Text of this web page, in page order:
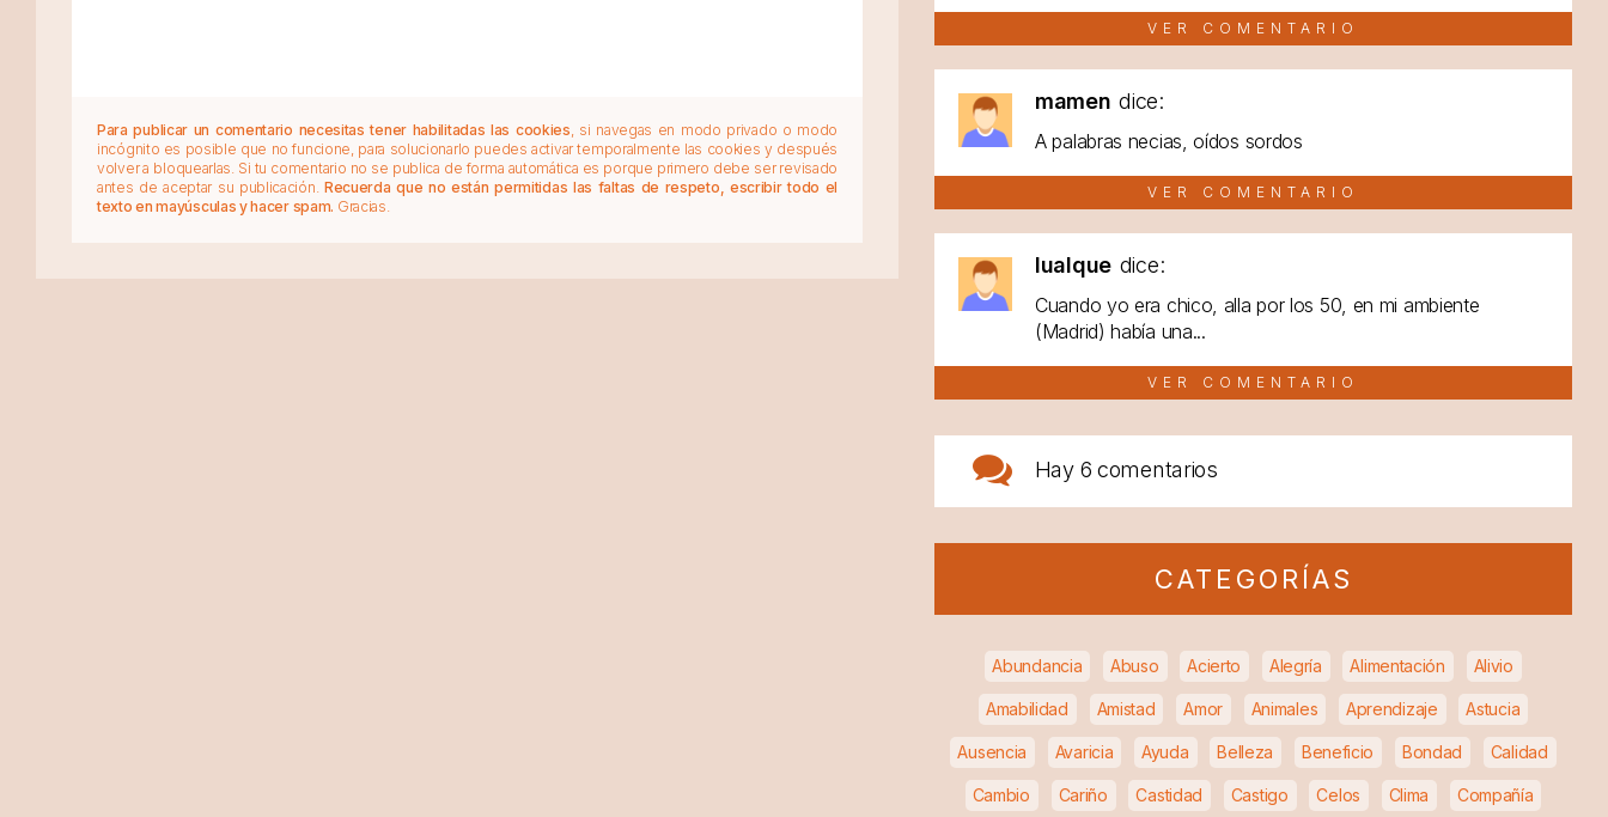
Para publicar un comentario necesitas tener habilitadas las cookies , si navegas en modo privado o modo
incógnito es posible que no funcione, para solucionarlo puedes activar temporalmente las cookies y después
volver a bloquearlas. Si tu comentario no se publica de forma automática es porque primero debe ser revisado
antes de aceptar su publicación. Recuerda que no están permitidas las faltas de respeto, escribir todo el
texto en mayúsculas y hacer spam. Gracias.
VER COMENTARIO
mamen dice:
A palabras necias, oídos sordos
VER COMENTARIO
lualque dice:
Cuando yo era chico, alla por los 50, en mi ambiente
(Madrid) había una...
VER COMENTARIO
Hay 6 comentarios
CATEGORÍAS
Abundancia Abuso Acierto Alegría Alimentación Alivio
Amabilidad Amistad Amor Animales Aprendizaje Astucia
Ausencia Avaricia Ayuda Belleza Beneficio Bondad Calidad
Cambio Cariño Castidad Castigo Celos Clima Compañía